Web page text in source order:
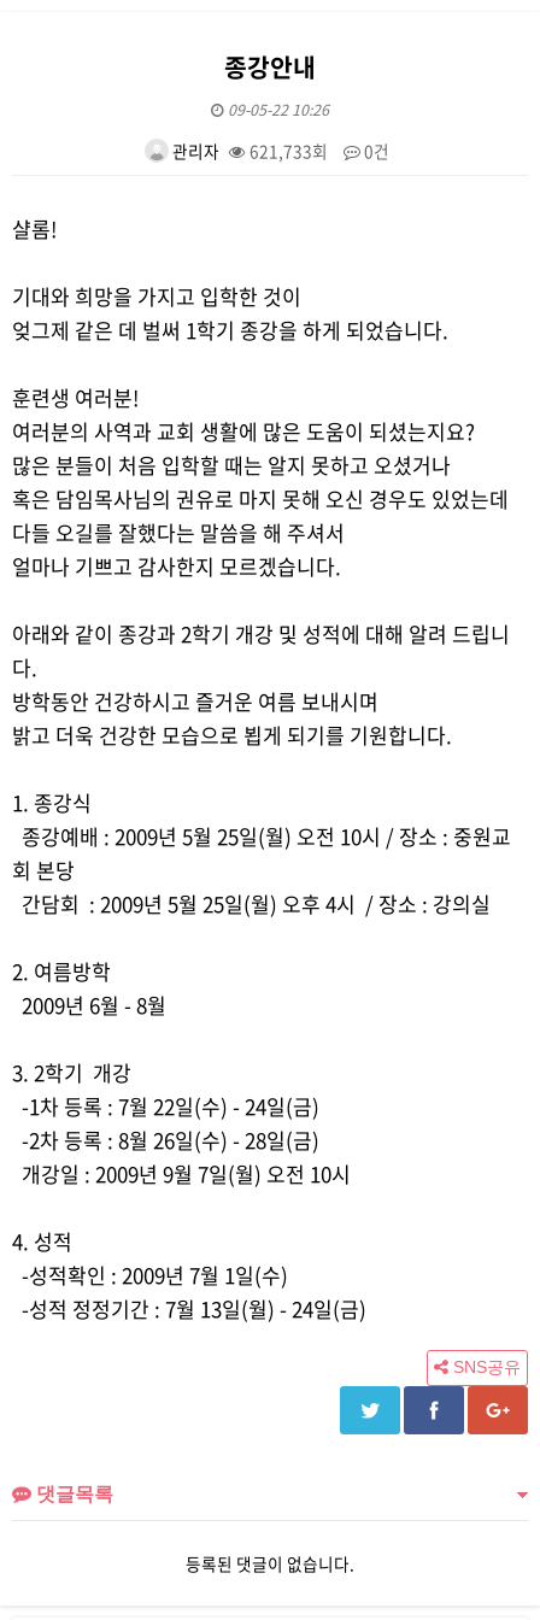
종강안내
09-05-22 10:26
관리자 621,733회 0건
샬롬!
기대와 희망을 가지고 입학한 것이
엊그제 같은 데 벌써 1학기 종강을 하게 되었습니다.
훈련생 여러분!
여러분의 사역과 교회 생활에 많은 도움이 되셨는지요?
많은 분들이 처음 입학할 때는 알지 못하고 오셨거나
혹은 담임목사님의 권유로 마지 못해 오신 경우도 있었는데
다들 오길를 잘했다는 말씀을 해 주셔서
얼마나 기쁘고 감사한지 모르겠습니다.
아래와 같이 종강과 2학기 개강 및 성적에 대해 알려 드립니
다.
방학동안 건강하시고 즐거운 여름 보내시며
밝고 더욱 건강한 모습으로 뵙게 되기를 기원합니다.
1. 종강식
종강예배 : 2009년 5월 25일(월) 오전 10시 / 장소 : 중원교
회 본당
간담회 : 2009년 5월 25일(월) 오후 4시 / 장소 : 강의실
2. 여름방학
2009년 6월 - 8월
3. 2학기 개강
-1차 등록 : 7월 22일(수) - 24일(금)
-2차 등록 : 8월 26일(수) - 28일(금)
개강일 : 2009년 9월 7일(월) 오전 10시
4. 성적
-성적확인 : 2009년 7월 1일(수)
-성적 정정기간 : 7월 13일(월) - 24일(금)
SNS공유
댓글목록
등록된 댓글이 없습니다.